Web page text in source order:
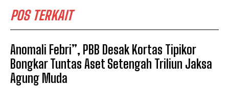
POS TERKAIT
Anomali Febri”, PBB Desak Kortas Tipikor
Bongkar Tuntas Aset Setengah Triliun Jaksa
Agung Muda